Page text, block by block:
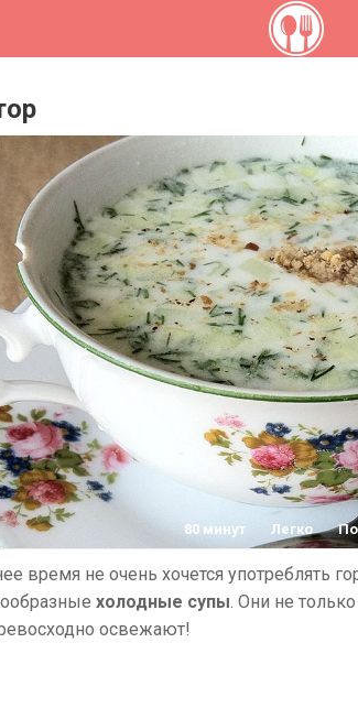
80 минут Легко
время не очень хочется употреблять
холодные супы. Они не
освежают!